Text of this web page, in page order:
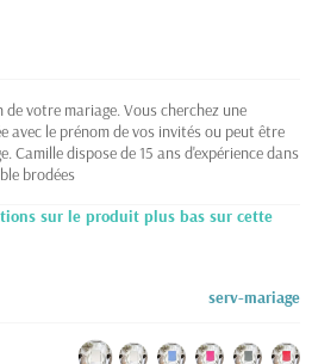
votre mariage. Vous cherchez une
avec le prénom de vos invités ou peut être
Camille dispose de 15 ans d'expérience dans
brodées
sur le produit plus bas sur cette
serv-mariage